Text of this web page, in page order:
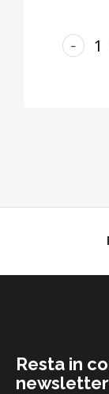
-
Resta in
newsletter